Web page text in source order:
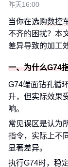
昨天16:00
当你在选购数控
不齐的困扰？本
差异导致的加工
一、为什么G74
G74端面钻孔循
升，但实际效果
响。
常见误区是认为
指令，实际上不
显著差异。
执行G74时，稳